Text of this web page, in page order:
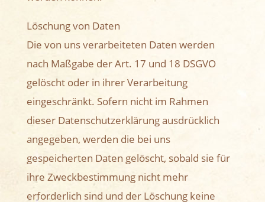
Löschung von Daten
Die von uns verarbeiteten Daten werden
nach Maßgabe der Art. 17 und 18 DSGVO
gelöscht oder in ihrer Verarbeitung
eingeschränkt. Sofern nicht im Rahmen
dieser Datenschutzerklärung ausdrücklich
angegeben, werden die bei uns
gespeicherten Daten gelöscht, sobald sie für
ihre Zweckbestimmung nicht mehr
erforderlich sind und der Löschung keine